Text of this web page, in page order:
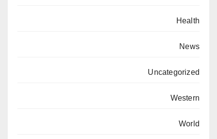
Health
News
Uncategorized
Western
World